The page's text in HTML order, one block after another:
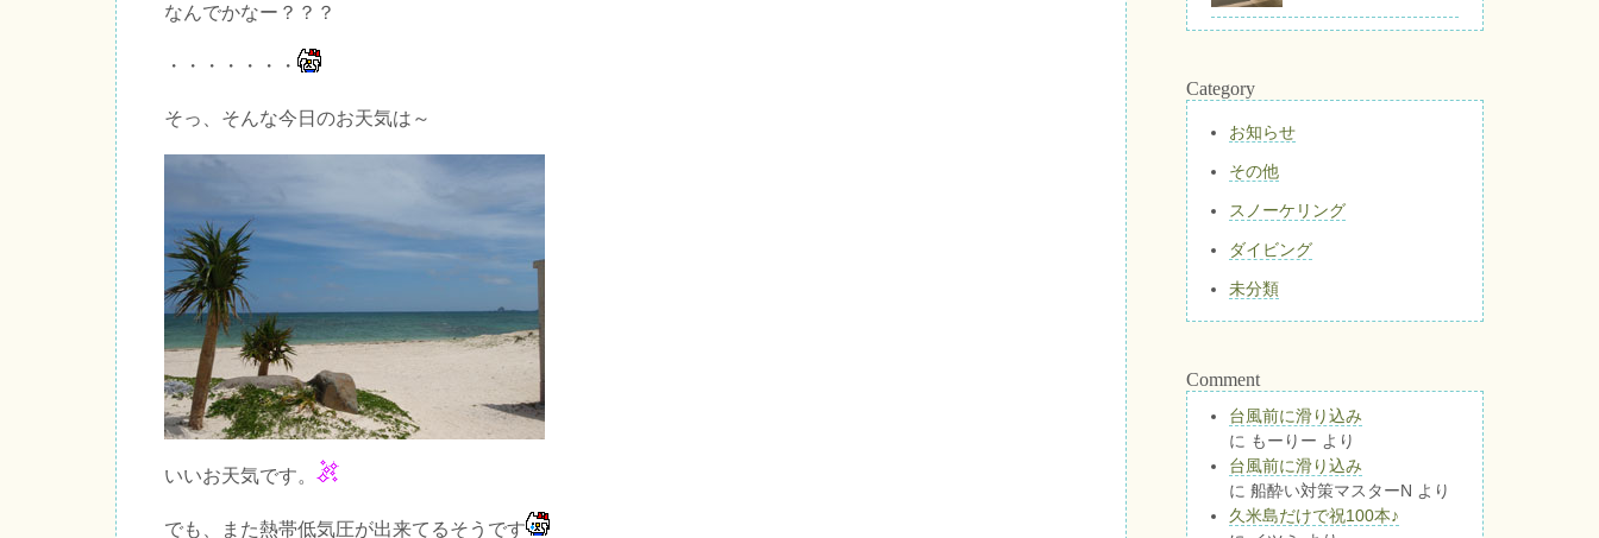
なんでかなー？？？
・・・・・・・
そっ、そんな今日のお天気は～
いいお天気です。
でも、また熱帯低気圧が出来てるそうです
Category
お知らせ
その他
スノーケリング
ダイビング
未分類
Comment
台風前に滑り込み
に もーりー より
台風前に滑り込み
に 船酔い対策マスターN より
久米島だけで祝100本♪